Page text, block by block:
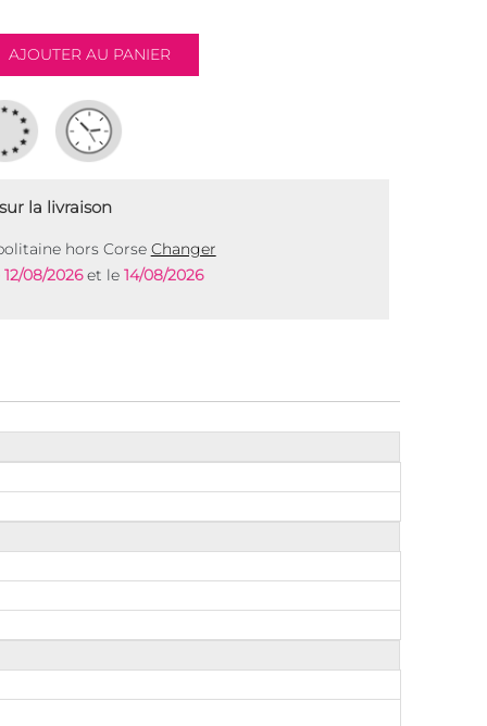
la livraison
hors Corse Changer
12/08/2026et le 14/08/2026